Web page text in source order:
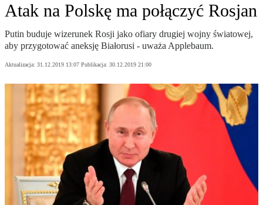
Atak na Polskę ma połączyć Rosjan
Putin buduje wizerunek Rosji jako ofiary drugiej wojny światowej,
aby przygotować aneksję Białorusi - uważa Applebaum.
Aktualizacja: 31.12.2019 13:07 Publikacja: 30.12.2019 21:00